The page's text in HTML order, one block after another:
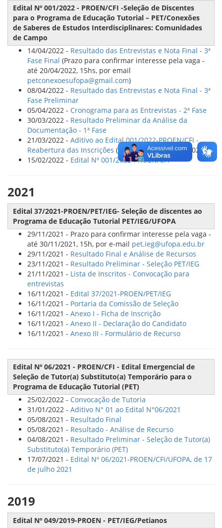
Edital Nº 001/2022 - PROEN/CFI -Seleção de Discentes
para o Programa de Educação Tutorial – PET/Conexões
de Saberes de Estudos Interdisciplinares: Comunidades
de Campo
14/04/2022 - Resultado das Entrevistas e Nota Final - 3ª
Fase Final (Prazo para confirmar interesse pela vaga -
até 20/04/2022, 15hs, por email
petconexoesufopa@gmail.com)
08/04/2022 - Resultado das Entrevistas e Nota Final - 3ª
Fase Preliminar
05/04/2022 - Cronograma para as Entrevistas - 2ª Fase
30/03/2022 - Resultado Preliminar da Análise da
Documentação - 1ª Fase
21/03/2022 - Aditivo ao Edital 001/2022-PROEN/CFI -
Reabertura das Inscrições (atualizado em 08/04/2022)
15/02/2022 - Edital Nº 001/2022-PROEN/CFI
2021
Edital 37/2021-PROEN/PET/IEG- Seleção de discentes ao
Programa de Educação Tutorial PET/IEG/UFOPA
29/11/2021 - Prazo para confirmar interesse pela vaga -
até 30/11/2021, 15h, por e-mail pet.ieg@ufopa.edu.br
29/11/2021 - Resultado Final e Análise de Recursos
23/11/2021 - Resultado Preliminar - Seleção PET/IEG
21/11/2021 - Lista de Inscritos - Convocação para
entrevistas
16/11/2021 - Edital 37/2021-PROEN/PET/IEG
16/11/2021 - Portaria da Comissão de Seleção
16/11/2021 - Anexo I - Ficha de Inscrição
16/11/2021 - Anexo II - Declaração do Candidato
16/11/2021 - Anexo III - Formulário de Recurso
Edital Nº 06/2021 - PROEN/CFI - Edital Emergencial de
Seleção de Tutor(a) Substituto(a) Temporário para o
Programa de Educação Tutorial (PET)
25/02/2022 - Convocação de Tutoria
31/01/2022 - Aditivo N° 01 ao Edital N°06/2021
05/08/2021 - Resultado Final
05/08/2021 - Resultado - Análise de Recurso
04/08/2021 - Resultado Preliminar - Seleção de Tutor(a)
Substituto(a) Temporário (PET)
17/07/2021 - Edital Nº 06/2021-PROEN/CFI/UFOPA, de 17
de julho 2021
2019
Edital Nº 049/2019-PROEN - PET/IEG/Petianos